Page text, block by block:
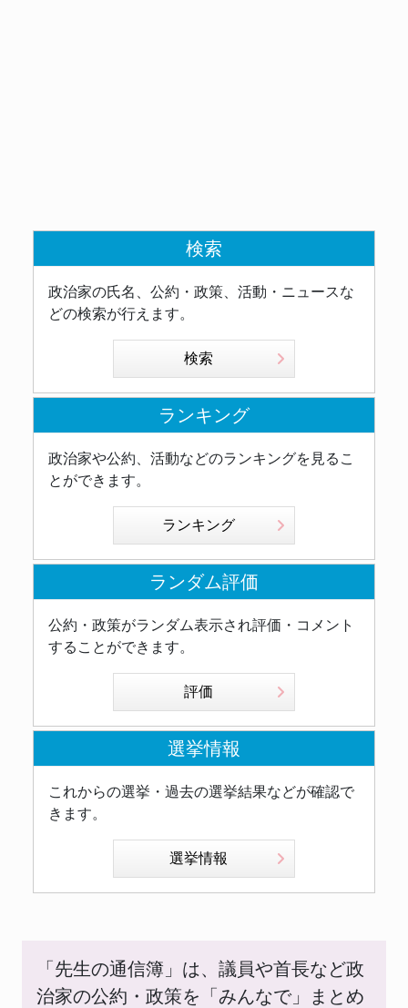
検索
政治家の氏名、公約・政策、活動・ニュースな
どの検索が行えます。
検索
ランキング
政治家や公約、活動などのランキングを見るこ
とができます。
ランキング
ランダム評価
公約・政策がランダム表示され評価・コメント
することができます。
評価
選挙情報
これからの選挙・過去の選挙結果などが確認で
きます。
選挙情報
「先生の通信簿」は、議員や首長など政
治家の公約・政策を「みんなで」まとめ